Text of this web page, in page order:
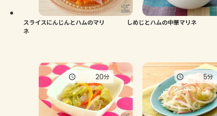
お買い物
スライスにんじんとハムのマリ
ネ
しめじとハムの中華マリネ
20分 5分